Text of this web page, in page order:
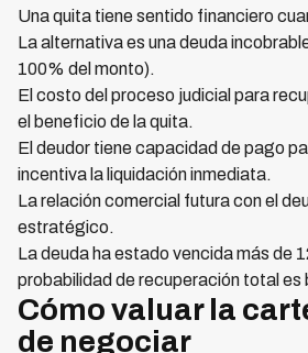
Una quita tiene sentido financiero
La alternativa es una deuda
100% del monto).
El costo del proceso judicial para
el beneficio de la quita.
El deudor tiene capacidad de pago
incentiva la liquidación inmediata.
La relación comercial futura con el
estratégico.
La deuda ha estado vencida más de
probabilidad de recuperación total es
Cómo valuar la
de negociar